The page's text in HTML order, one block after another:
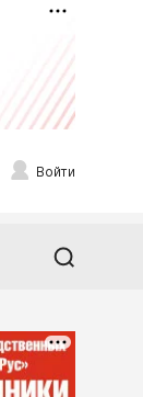
Войти